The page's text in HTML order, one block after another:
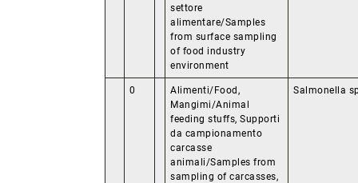
settore
alimentare/Samples
from surface sampling
of food industry
environment
0
Alimenti/Food,
Mangimi/Animal
feeding stuffs, Supporti
da campionamento
carcasse
animali/Samples from
sampling of carcasses,
Salmonella